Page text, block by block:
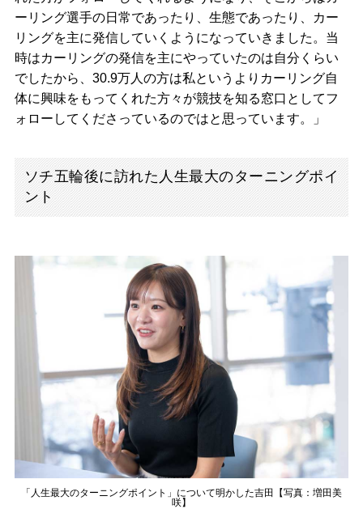
ーリング選手の日常であったり、生態であったり、カー
リングを主に発信していくようになっていきました。当
時はカーリングの発信を主にやっていたのは自分くらい
でしたから、30.9万人の方は私というよりカーリング自
体に興味をもってくれた方々が競技を知る窓口としてフ
ォローしてくださっているのではと思っています。」
ソチ五輪後に訪れた人生最大のターニングポイ
ント
「人生最大のターニングポイント」について明かした吉田【写真：増田美
咲】